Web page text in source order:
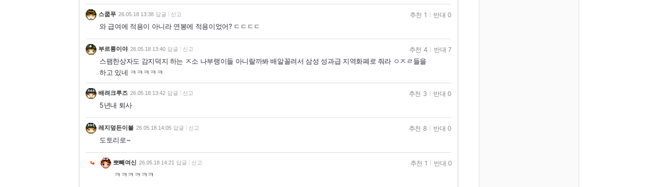
스쿱푸 26.05.18 13:38 답글 신고
와 급여에 적용이 아니라 연봉에 적용이었어? ㄷㄷㄷㄷ
추천 1 반대 0
부르릉이야 26.05.18 13:40 답글 신고
스팸한상자도 감지덕지 하는 ㅈ소 나부랭이들 아니랄까봐 배알꼴려서 삼성 성과급 지역화폐로 줘라 ㅇㅈㄹ들을
하고 있네 ㅋㅋㅋㅋㅋ
추천 4 반대 7
배려크루즈 26.05.18 13:42 답글 신고
5년내 퇴사
추천 3 반대 0
레지덮든이불 26.05.18 14:05 답글 신고
도토리로~
추천 8 반대 0
뽀빼여신 26.05.18 14:21 답글 신고
ㅋㅋㅋㅋㅋㅋ
추천 1 반대 0